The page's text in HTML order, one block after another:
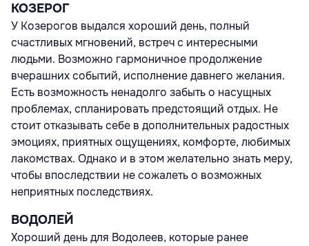
КОЗЕРОГ
У Козерогов выдался хороший день, полный
счастливых мгновений, встреч с интересными
людьми. Возможно гармоничное продолжение
вчерашних событий, исполнение давнего желания.
Есть возможность ненадолго забыть о насущных
проблемах, спланировать предстоящий отдых. Не
стоит отказывать себе в дополнительных радостных
эмоциях, приятных ощущениях, комфорте, любимых
лакомствах. Однако и в этом желательно знать меру,
чтобы впоследствии не сожалеть о возможных
неприятных последствиях.
ВОДОЛЕЙ
Хороший день для Водолеев, которые ранее